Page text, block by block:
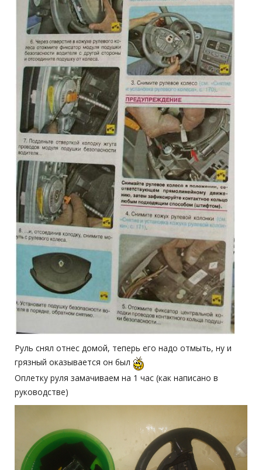
Руль снял отнес домой, теперь его надо отмыть, ну и
грязный оказывается он был
Оплетку руля замачиваем на 1 час (как написано в
руководстве)